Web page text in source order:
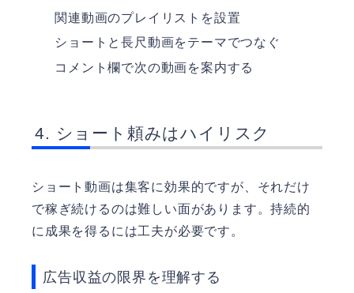
関連動画のプレイリストを設置
ショートと長尺動画をテーマでつなぐ
コメント欄で次の動画を案内する
ショート頼みはハイリスク
ショート動画は集客に効果的ですが、それだけ
で稼ぎ続けるのは難しい面があります。持続的
に成果を得るには工夫が必要です。
広告収益の限界を理解する